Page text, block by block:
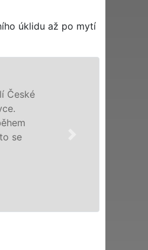
úklidu až po mytí